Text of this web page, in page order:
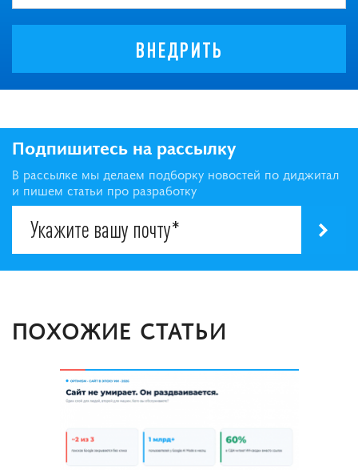
ВНЕДРИТЬ
Подпишитесь на рассылку
В рассылке мы делаем подборку новостей по диджитал
и пишем статьи про разработку
ПОХОЖИЕ СТАТЬИ